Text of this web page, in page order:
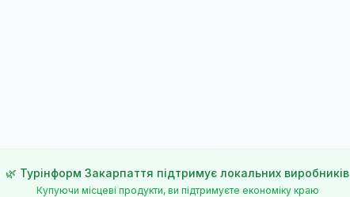
🌿 Турінформ Закарпаття підтримує локальних виробників
Купуючи місцеві продукти, ви підтримуєте економіку краю